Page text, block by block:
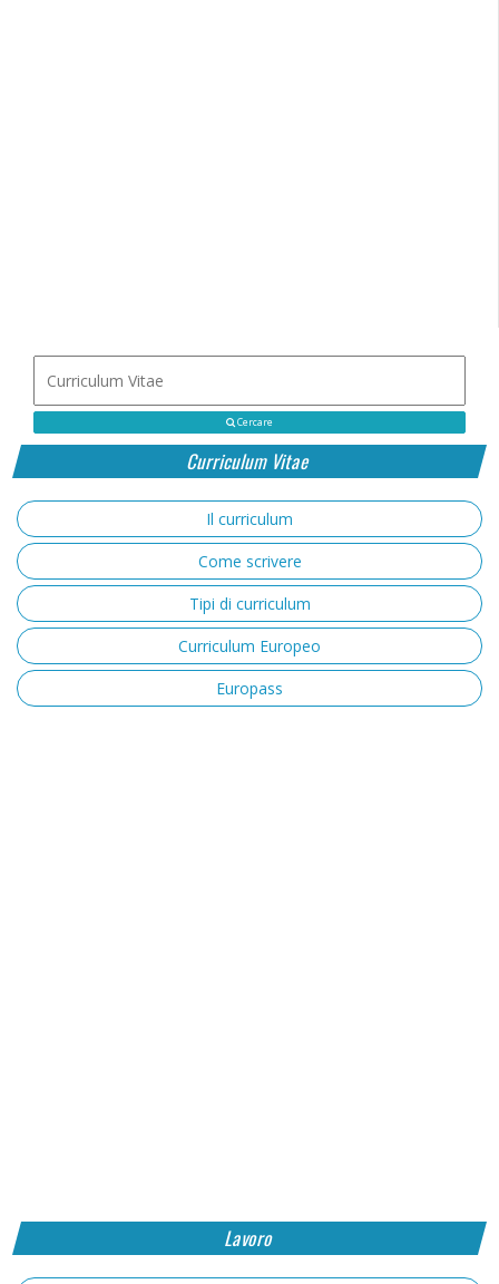
Cercare
Curriculum Vitae
Il curriculum
Come scrivere
Tipi di curriculum
Curriculum Europeo
Europass
Lavoro